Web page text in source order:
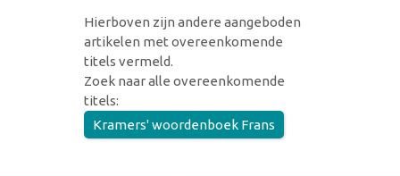
Hierboven zijn andere aangeboden
artikelen met overeenkomende
titels vermeld.
Zoek naar alle overeenkomende
titels:
Kramers' woordenboek Frans